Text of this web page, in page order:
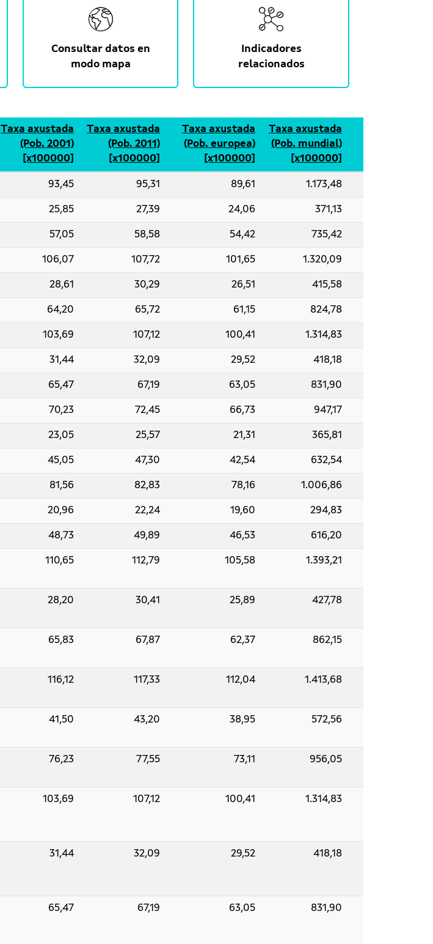
Consultar datos en
modo mapa
Indicadores
relacionados
Taxa axustada
(Pob. 2001)
[x100000]
Taxa axustada
(Pob. 2011)
[x100000]
Taxa axustada
(Pob. europea)
[x100000]
Taxa axustada
(Pob. mundial)
[x100000]
93,45 95,31 89,61 1.173,48
25,85 27,39 24,06 371,13
57,05 58,58 54,42 735,42
106,07 107,72 101,65 1.320,09
28,61 30,29 26,51 415,58
64,20 65,72 61,15 824,78
103,69 107,12 100,41 1.314,83
31,44 32,09 29,52 418,18
65,47 67,19 63,05 831,90
70,23 72,45 66,73 947,17
23,05 25,57 21,31 365,81
45,05 47,30 42,54 632,54
81,56 82,83 78,16 1.006,86
20,96 22,24 19,60 294,83
48,73 49,89 46,53 616,20
110,65 112,79 105,58 1.393,21
28,20 30,41 25,89 427,78
65,83 67,87 62,37 862,15
116,12 117,33 112,04 1.413,68
41,50 43,20 38,95 572,56
76,23 77,55 73,11 956,05
103,69 107,12 100,41 1.314,83
31,44 32,09 29,52 418,18
65,47 67,19 63,05 831,90